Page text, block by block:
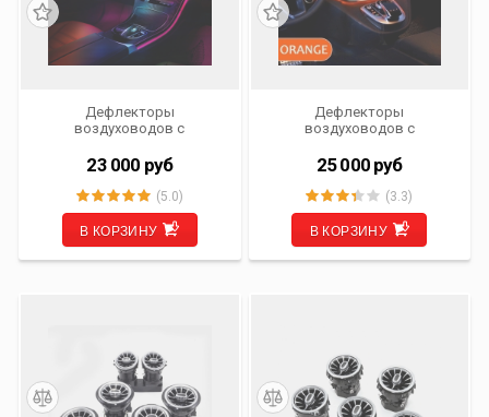
Дефлекторы
воздуховодов c
GLC-klasse X253 2015- 2019
г.в. Ambient Light 3 цвета
Carsys CVS-8176-C-C
23 000 руб
(5.0)
В КОРЗИНУ
Дефлекторы
воздуховодов c
V-klasse W447 от 2014 г.в.
Ambient Light 3 цвета Carsys
CVS-8176-V-C
25 000 руб
(3.3)
В КОРЗИНУ